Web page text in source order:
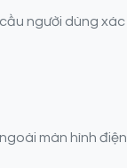
người dùng
màn hình